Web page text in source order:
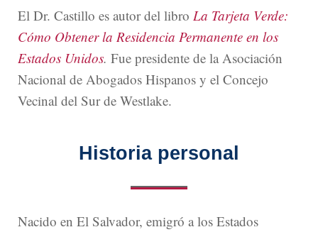
El Dr. Castillo es autor del libro La Tarjeta Verde:
Cómo Obtener la Residencia Permanente en los
Estados Unidos. Fue presidente de la Asociación
Nacional de Abogados Hispanos y el Concejo
Vecinal del Sur de Westlake.
Historia personal
Nacido en El Salvador, emigró a los Estados